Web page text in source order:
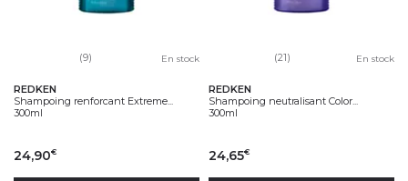
(9) En stock
REDKEN
Shampoing renforcant Extreme...
300ml
24,90€
(21) En stock
REDKEN
Shampoing neutralisant Color...
300ml
24,65€